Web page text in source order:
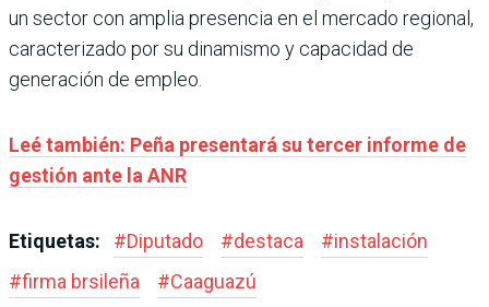
un sector con amplia presencia en el mercado regional,
caracterizado por su dinamismo y capacidad de
generación de empleo.
Leé también: Peña presentará su tercer informe de
gestión ante la ANR
Etiquetas: #Diputado #destaca #instalación
#firma brsileña #Caaguazú